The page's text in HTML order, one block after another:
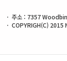
주소 : 7357
COPYRIGH(C) 2015